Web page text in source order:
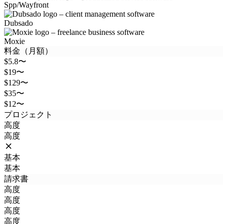
Spp/Wayfront
Dubsado
Moxie
料金（月額）
$5.8〜
$19〜
$129〜
$35〜
$12〜
プロジェクト
高度
高度
基本
基本
請求書
高度
高度
高度
高度